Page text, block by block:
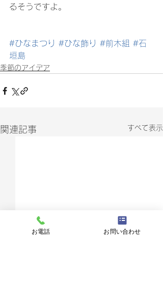
るそうですよ。
#ひなまつり #ひな飾り #前木組 #石
垣島
季節のアイデア
関連記事 すべて表示
お電話 お問い合わせ